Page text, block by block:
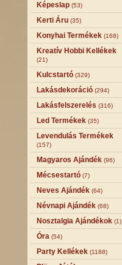
Képeslap (53)
Kerti Áru (35)
Konyhai Termékek (168)
Kreatív Hobbi Kellékek
(21)
Kulcstartó (329)
Lakásdekoráció (294)
Lakásfelszerelés (316)
Led Termékek (35)
Levendulás Termékek
(157)
Magyaros Ajándék (96)
Mécsestartó (7)
Neves Ajándék (64)
Névnapi Ajándék (68)
Nosztalgia Ajándékok (1)
Óra (54)
Party Kellékek (1188)